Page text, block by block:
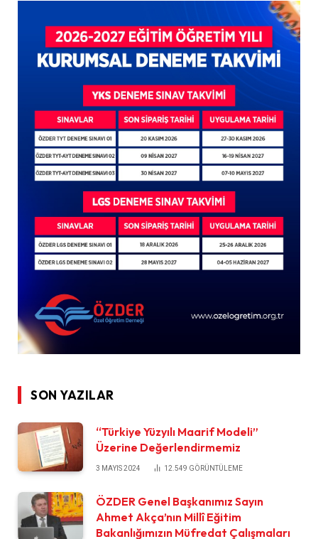
SON YAZILAR
“Türkiye Yüzyılı Maarif Modeli”
Üzerine Değerlendirmemiz
3 MAYIS 2024 12.549 GÖRÜNTÜLEME
ÖZDER Genel Başkanımız Sayın
Ahmet Akça’nın Millî Eğitim
Bakanlığımızın Müfredat Çalışmaları